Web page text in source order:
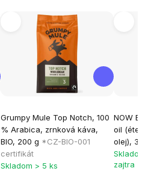
Grumpy Mule Top Notch, 100
% Arabica, zrnková káva,
BIO, 200 g *CZ-BIO-001
certifikát
Skladom > 5 ks
NOW
oil
olej), 30 ml
Skladom >
zajtra 7.8.